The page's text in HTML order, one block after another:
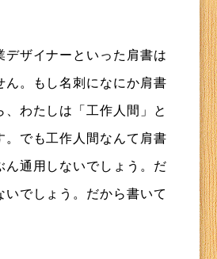
デザイナーといった肩書は
ん。もし名刺になにか肩書
、わたしは「工作人間」と
。でも工作人間なんて肩書
ん通用しないでしょう。だ
いでしょう。だから書いて